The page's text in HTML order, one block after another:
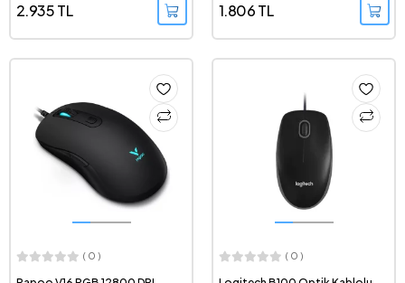
2.935 TL 1.806 TL
( 0 ) ( 0 )